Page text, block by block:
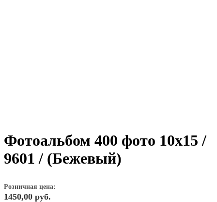
Фотоальбом 400 фото 10х15 /
9601 / (Бежевый)
Розничная цена:
1450,00 руб.